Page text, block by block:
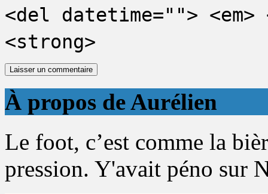
<del datetime="">
<strong>
À propos de Aurélien
Le foot, c’est comme la
pression. Y'avait péno sur